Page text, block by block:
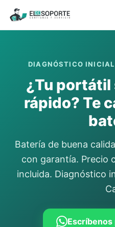
DIAGNÓSTICO INICIAL
¿Tu portátil
rápido? Te
Batería de buena
con garantía. Precio
incluida. Diagnóstico